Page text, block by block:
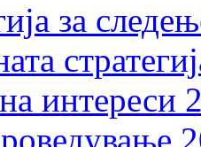
за
интереси